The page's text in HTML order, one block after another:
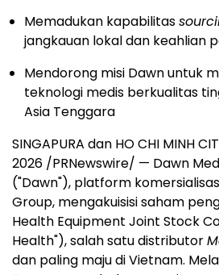
Memadukan kapabilitas
jangkauan lokal dan keahlian
Mendorong misi Dawn untuk
teknologi medis berkualitas
Asia Tenggara
SINGAPURA dan HO CHI MINH
2026 /PRNewswire/ — Dawn
("Dawn"), platform
Group, mengakuisisi saham
Health Equipment Joint Stock
Health"), salah satu distributor
dan paling maju di Vietnam.